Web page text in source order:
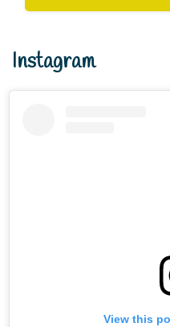
Instagram
View this